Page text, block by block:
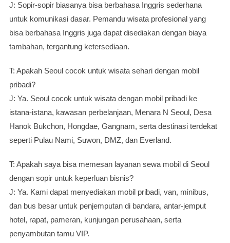
J: Sopir-sopir biasanya bisa berbahasa Inggris sederhana
untuk komunikasi dasar. Pemandu wisata profesional yang
bisa berbahasa Inggris juga dapat disediakan dengan biaya
tambahan, tergantung ketersediaan.
T: Apakah Seoul cocok untuk wisata sehari dengan mobil
pribadi?
J: Ya. Seoul cocok untuk wisata dengan mobil pribadi ke
istana-istana, kawasan perbelanjaan, Menara N Seoul, Desa
Hanok Bukchon, Hongdae, Gangnam, serta destinasi terdekat
seperti Pulau Nami, Suwon, DMZ, dan Everland.
T: Apakah saya bisa memesan layanan sewa mobil di Seoul
dengan sopir untuk keperluan bisnis?
J: Ya. Kami dapat menyediakan mobil pribadi, van, minibus,
dan bus besar untuk penjemputan di bandara, antar-jemput
hotel, rapat, pameran, kunjungan perusahaan, serta
penyambutan tamu VIP.